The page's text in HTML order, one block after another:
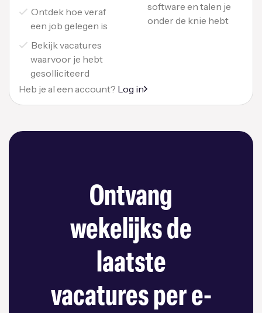
Ontdek hoe veraf
een job gelegen is
Bekijk vacatures
waarvoor je hebt
gesolliciteerd
software en talen je
onder de knie hebt
Heb je al een account? Log in
Ontvang
wekelijks de
laatste
vacatures per e-